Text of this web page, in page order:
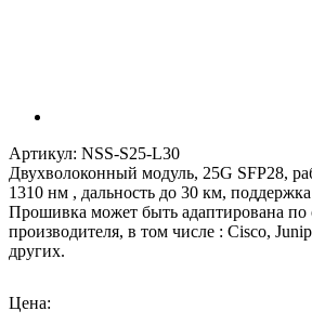
Артикул: NSS-S25-L30
Двухволоконный модуль, 25G SFP28,
1310 нм , дальность до 30 км,
Прошивка может быть адаптирована по
производителя, в том числе : Cisco,
других.
Цена: